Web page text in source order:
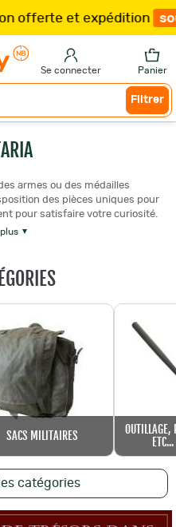
et expédition sous 15
Se connecter Panier
Filtrer
armes ou des médailles
des pièces uniques pour
pour satisfaire votre curiosité.
militaires
(WWI et WWII).
SACS MILITAIRES
OUTILLAGE,
catégories